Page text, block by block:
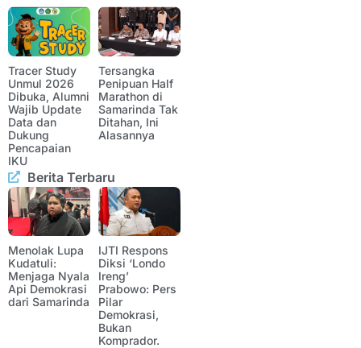
Tracer Study
Unmul 2026
Dibuka, Alumni
Wajib Update
Data dan
Dukung
Pencapaian
IKU
Tersangka
Penipuan Half
Marathon di
Samarinda Tak
Ditahan, Ini
Alasannya
Berita Terbaru
Menolak Lupa
Kudatuli:
Menjaga Nyala
Api Demokrasi
dari Samarinda
IJTI Respons
Diksi ‘Londo
Ireng’
Prabowo: Pers
Pilar
Demokrasi,
Bukan
Komprador.